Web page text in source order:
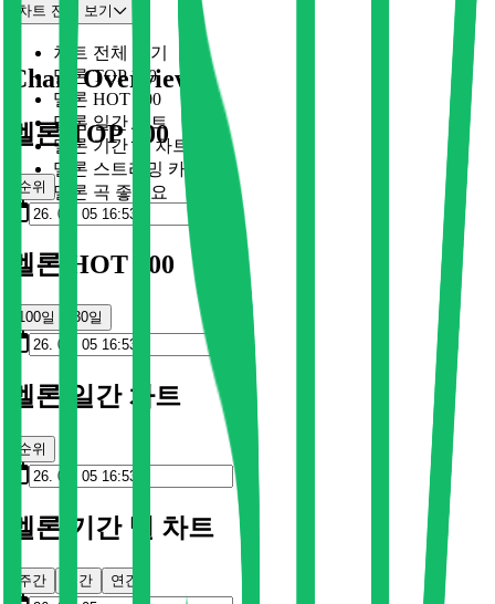
차트 전체 보기
차트 전체 보기
멜론 TOP 100
멜론 HOT 100
멜론 일간 차트
멜론 기간 별 차트
멜론 스트리밍 카드
멜론 곡 좋아요
Chart Overview
멜론 TOP 100
순위
멜론 HOT 100
100일 30일
멜론 일간 차트
순위
멜론 기간 별 차트
주간 월간 연간